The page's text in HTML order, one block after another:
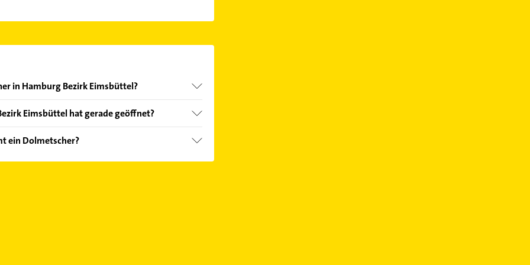
in Hamburg Bezirk Eimsbüttel?
können Sie sich einfach nach
Eimsbüttel hat gerade geöffnet?
ein Dolmetscher?
Deutsch, Coaching, Gerichtsdolmetschen,